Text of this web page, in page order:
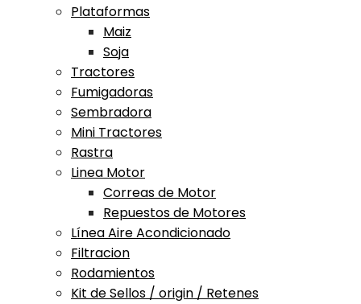
Plataformas
Maiz
Soja
Tractores
Fumigadoras
Sembradora
Mini Tractores
Rastra
Linea Motor
Correas de Motor
Repuestos de Motores
Línea Aire Acondicionado
Filtracion
Rodamientos
Kit de Sellos / origin / Retenes